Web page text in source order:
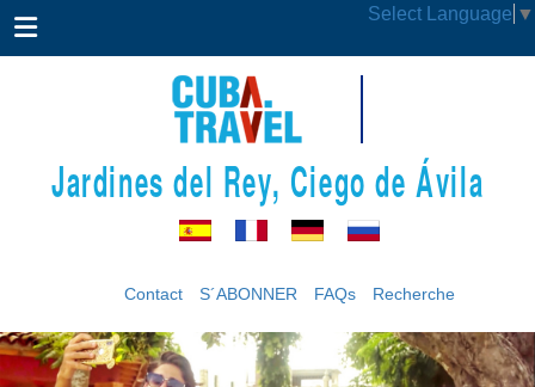
Select Language ▼
Jardines del Rey, Ciego de Ávila
Contact S´ABONNER FAQs Recherche